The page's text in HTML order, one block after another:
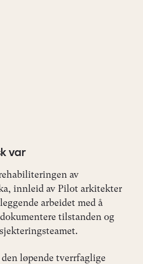
var
av
innleid av Pilot arkitekter
arbeidet med å
tilstanden og
løpende tverrfaglige